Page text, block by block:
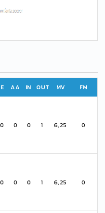
E AA IN OUT MV FM
0 0 0 1 6,25 0
0 0 0 1 6,25 0